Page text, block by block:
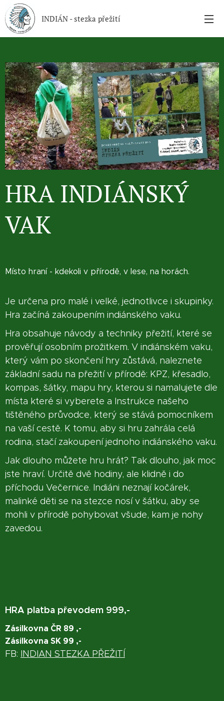
INDIÁN - stezka přežití
HRA INDIÁNSKÝ
VAK
Místo hraní - kdekoli v přírodě, v lese, na horách.
Je určena pro malé i velké, jednotlivce i skupinky.
Hra začíná zakoupením indiánského vaku.
Hra obsahuje návody a techniky přežití, které se
prověřují osobním prožitkem. V indiánském vaku,
který vám po skončení hry zůstává, naleznete
základní sadu na přežití v přírodě: KPZ, křesadlo,
kompas, šátky, mapu hry, kterou si namalujete dle
místa které si vyberete a Instrukce našeho
tištěného průvodce, který se stává pomocníkem
na vaší cestě. K tomu, aby si hru zahrála celá
rodina, stačí zakoupení jednoho indiánského vaku.
Jak dlouho můžete hru hrát? Tak dlouho, jak moc
jste hraví. Určitě dvě hodiny, ale klidně i do
příchodu Večernice. Indiáni neznají kočárek,
malinké děti se na stezce nosí v šátku, aby se
mohli v přírodě pohybovat všude, kam je nohy
zavedou.
HRA platba převodem 999,-
Zásilkovna ČR 89 ,-
Zásilkovna SK 99 ,-
FB: INDIAN STEZKA PŘEŽITÍ